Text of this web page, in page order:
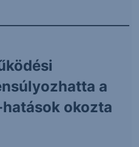
a
okozta